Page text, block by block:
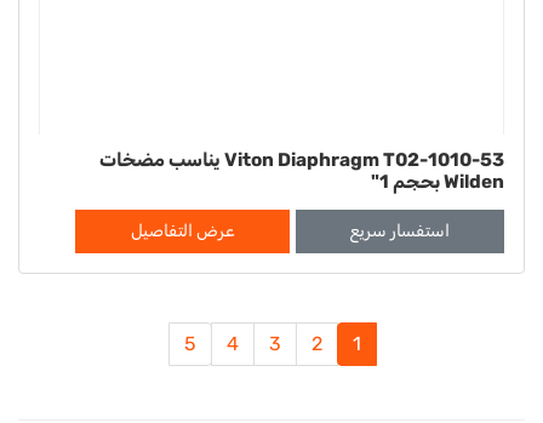
Viton Diaphragm T02-1010-53 يناسب مضخات
Wilden بحجم 1"
استفسار سريع عرض التفاصيل
1
2
3
4
5